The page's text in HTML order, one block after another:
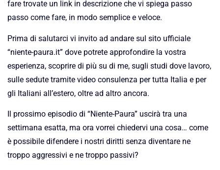
fare trovate un link in descrizione che vi spiega passo
passo come fare, in modo semplice e veloce.
Prima di salutarci vi invito ad andare sul sito ufficiale
“niente-paura.it” dove potrete approfondire la vostra
esperienza, scoprire di più su di me, sugli studi dove lavoro,
sulle sedute tramite video consulenza per tutta Italia e per
gli Italiani all’estero, oltre ad altro ancora.
Il prossimo episodio di “Niente-Paura” uscirà tra una
settimana esatta, ma ora vorrei chiedervi una cosa… come
è possibile difendere i nostri diritti senza diventare ne
troppo aggressivi e ne troppo passivi?